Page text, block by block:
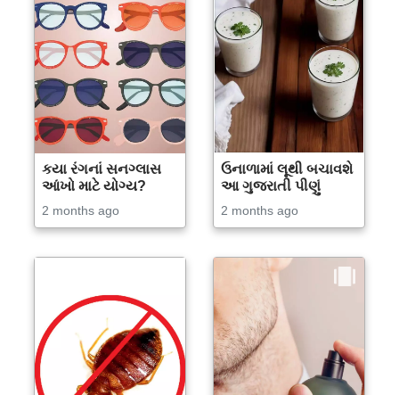
કયા રંગનાં સનગ્લાસ
આંખો માટે યોગ્ય?
2 months ago
ઉનાળામાં લૂથી બચાવશે
આ ગુજરાતી પીણું
2 months ago